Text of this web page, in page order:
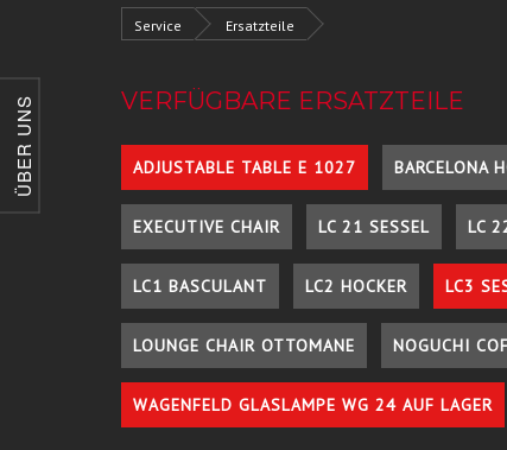
ÜBER UNS
Service Ersatzteile
VERFÜGBARE ERSATZTEILE
ADJUSTABLE TABLE E 1027 BARCELONA
EXECUTIVE CHAIR LC 21 SESSEL LC
LC1 BASCULANT LC2 HOCKER LC3
LOUNGE CHAIR OTTOMANE NOGUCHI
WAGENFELD GLASLAMPE WG 24 AUF LAGER